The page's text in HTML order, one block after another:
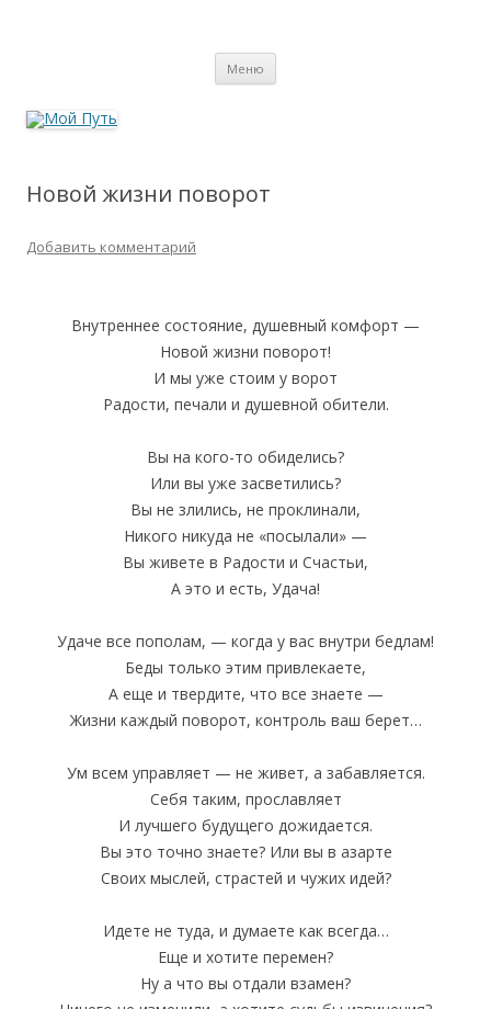
Меню
Новой жизни поворот
Добавить комментарий
Внутреннее состояние, душевный комфорт —
Новой жизни поворот!
И мы уже стоим у ворот
Радости, печали и душевной обители.
Вы на кого-то обиделись?
Или вы уже засветились?
Вы не злились, не проклинали,
Никого никуда не «посылали» —
Вы живете в Радости и Счастьи,
А это и есть, Удача!
Удаче все пополам, — когда у вас внутри бедлам!
Беды только этим привлекаете,
А еще и твердите, что все знаете —
Жизни каждый поворот, контроль ваш берет…
Ум всем управляет — не живет, а забавляется.
Себя таким, прославляет
И лучшего будущего дожидается.
Вы это точно знаете? Или вы в азарте
Своих мыслей, страстей и чужих идей?
Идете не туда, и думаете как всегда…
Еще и хотите перемен?
Ну а что вы отдали взамен?